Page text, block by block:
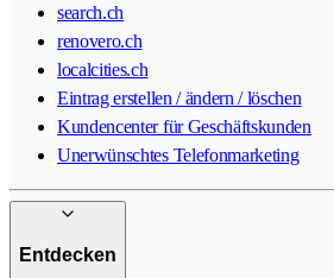
search.ch
renovero.ch
localcities.ch
Eintrag erstellen / ändern / löschen
Kundencenter für Geschäftskunden
Unerwünschtes Telefonmarketing
Entdecken